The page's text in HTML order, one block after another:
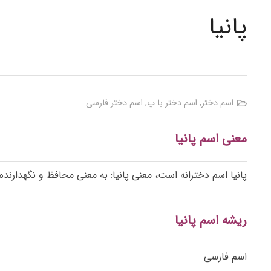
پانیا
اسم دختر, اسم دختر با پ, اسم دختر فارسی
معنی اسم پانیا
پانیا اسم دخترانه است، معنی پانیا: به معنی محافظ و
ریشه اسم پانیا
اسم فارسی